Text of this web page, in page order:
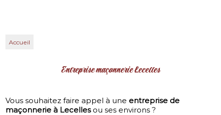
Accueil
Entreprise maçonnerie Lecelles
Vous souhaitez faire appel à une entreprise de
maçonnerie à Lecellesou ses environs ?